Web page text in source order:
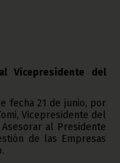
Vicepresidente del
fecha 21 de junio, por
Vicepresidente del
al Presidente
de las Empresas